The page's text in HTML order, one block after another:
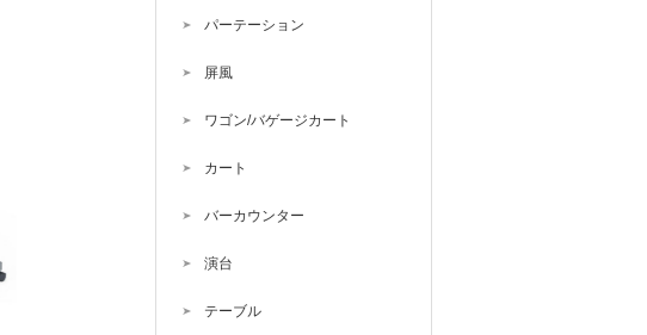
パーテーション
屏風
ワゴン/バゲージカート
カート
バーカウンター
演台
テーブル